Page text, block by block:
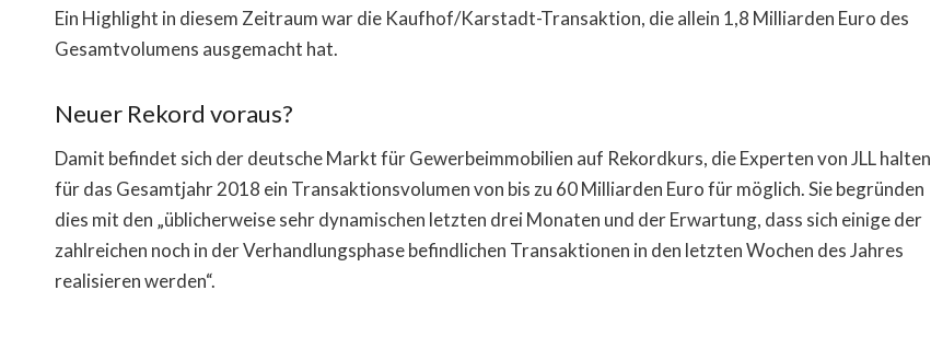
Ein Highlight in diesem Zeitraum war die Kaufhof/Karstadt-Transaktion, die allein 1,8 Milliarden Euro des
Gesamtvolumens ausgemacht hat.
Neuer Rekord voraus?
Damit befindet sich der deutsche Markt für Gewerbeimmobilien auf Rekordkurs, die Experten von JLL halten
für das Gesamtjahr 2018 ein Transaktionsvolumen von bis zu 60 Milliarden Euro für möglich. Sie begründen
dies mit den „üblicherweise sehr dynamischen letzten drei Monaten und der Erwartung, dass sich einige der
zahlreichen noch in der Verhandlungsphase befindlichen Transaktionen in den letzten Wochen des Jahres
realisieren werden“.